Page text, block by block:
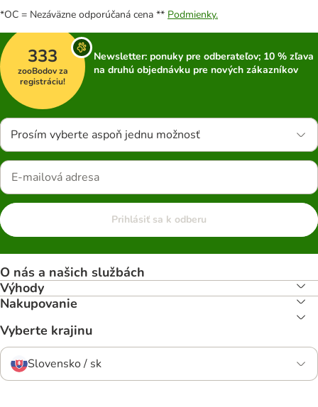
*OC = Nezáväzne odporúčaná cena ** Podmienky.
333
zooBodov za
registráciu!
Newsletter: ponuky pre odberateľov; 10 % zľava
na druhú objednávku pre nových zákazníkov
Prosím vyberte aspoň jednu možnosť
Prihlásiť sa k odberu
O nás a našich službách
Výhody
Nakupovanie
Vyberte krajinu
Slovensko / sk